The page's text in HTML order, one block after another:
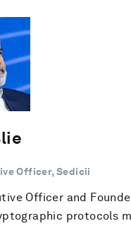
Officer, Sedicii
Officer and
protocols